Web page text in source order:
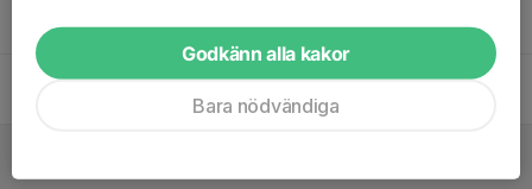
Godkänn alla kakor
Bara nödvändiga